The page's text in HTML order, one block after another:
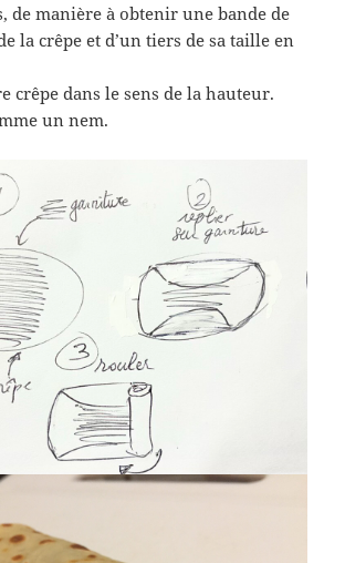
de manière à obtenir une bande de
la crêpe et d’un tiers de sa taille en
crêpe dans le sens de la hauteur.
un nem.